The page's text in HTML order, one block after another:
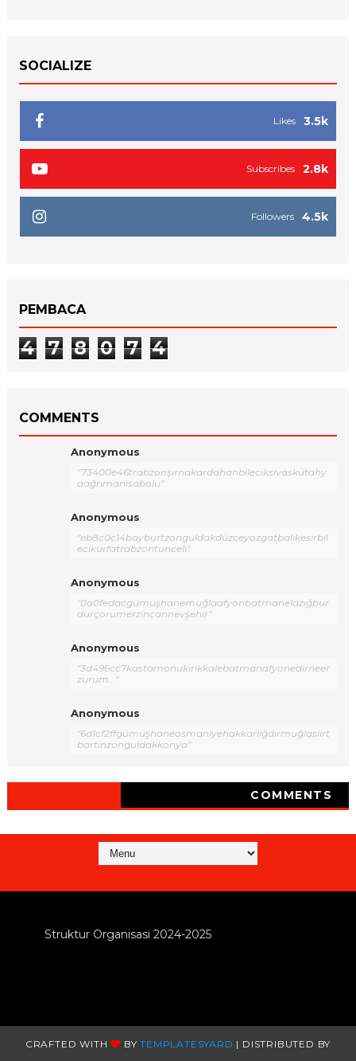
SOCIALIZE
3.5k
Likes
2.8k
Subscribes
4.5k
Followers
PEMBACA
4 7 8 0 7 4
COMMENTS
Anonymous
"73400e46trabzonşırnakardahanbileciksivaskütahy
aağrımanisabolu"
Anonymous
"eb8c0c14bayburtzonguldakdüzceyozgatbalıkesirbil
ecikurfatrabzontunceli"
Anonymous
"0a0fedacgümüşhanemuğlaafyonbatmanelazığbur
durçorumerzincannevşehir"
Anonymous
"3d496cc7kastamonukırıkkalebatmanafyonedirneer
zurum..."
Anonymous
"6d1cf2ffgümüşhaneosmaniyehakkariiğdırmuğlasiirt
bartınzonguldakkonya"
COMMENTS
Struktur Organisasi 2024-2025
CRAFTED WITH BYTEMPLATESYARD | DISTRIBUTED BY